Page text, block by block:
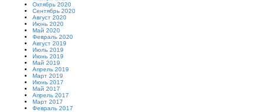
Октябрь 2020
Сентябрь 2020
Август 2020
Июнь 2020
Май 2020
Февраль 2020
Август 2019
Июль 2019
Июнь 2019
Май 2019
Апрель 2019
Март 2019
Июнь 2017
Май 2017
Апрель 2017
Март 2017
Февраль 2017